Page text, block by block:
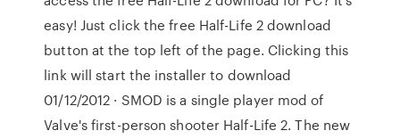
easy! Just click the free Half-Life 2 download
button at the top left of the page. Clicking this
link will start the installer to download
01/12/2012 · SMOD is a single player mod of
Valve's first-person shooter Half-Life 2. The new